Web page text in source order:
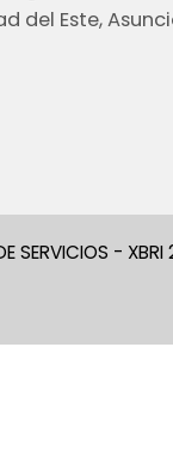
del Este,
SERVICIOS -